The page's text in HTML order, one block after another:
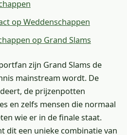
op Weddenschappen
op Grand Slams
zijn Grand Slams de
mainstream wordt. De
de prijzenpotten
en zelfs mensen die normaal
wie er in de finale staat.
dit een unieke combinatie van